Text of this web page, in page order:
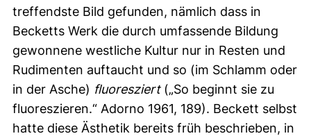
treffendste Bild gefunden, nämlich dass in
Becketts Werk die durch umfassende Bildung
gewonnene westliche Kultur nur in Resten und
Rudimenten auftaucht und so (im Schlamm oder
in der Asche) fluoresziert(„So beginnt sie zu
fluoreszieren.“ Adorno 1961, 189). Beckett selbst
hatte diese Ästhetik bereits früh beschrieben, in